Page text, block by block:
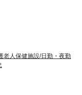
老人保健施設/日勤・夜勤